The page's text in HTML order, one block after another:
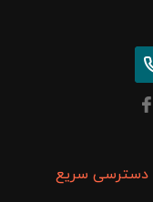
دسترسی سریع